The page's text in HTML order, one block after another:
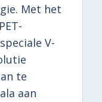
Met het
V-
te
aan